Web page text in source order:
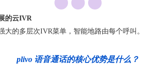
的云IVR
大的多层次IVR菜单，智能地路由每个呼叫。
plivo 语音通话的核心优势是什么？